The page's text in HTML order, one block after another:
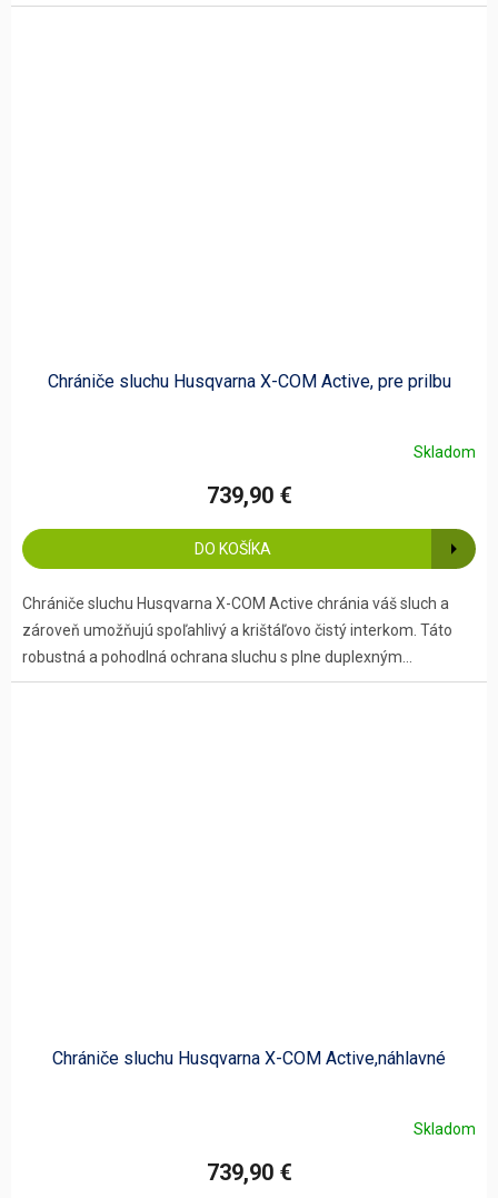
Chrániče sluchu Husqvarna X-COM Active, pre prilbu
Skladom
739,90 €
DO KOŠÍKA
Chrániče sluchu Husqvarna X-COM Active chránia váš sluch a
zároveň umožňujú spoľahlivý a krištáľovo čistý interkom. Táto
robustná a pohodlná ochrana sluchu s plne duplexným...
Chrániče sluchu Husqvarna X-COM Active,náhlavné
Skladom
739,90 €